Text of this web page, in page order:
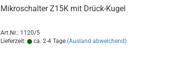
Mikroschalter Z15K mit Drück-Kugel
Art.Nr.: 1120/5
Lieferzeit:
ca. 2-4 Tage (Ausland abweichend)